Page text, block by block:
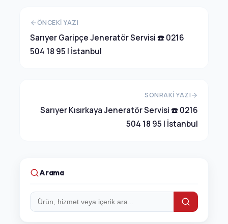
ÖNCEKI YAZI
Sarıyer Garipçe Jeneratör Servisi ☎️ 0216
504 18 95 | İstanbul
SONRAKI YAZI
Sarıyer Kısırkaya Jeneratör Servisi ☎️ 0216
504 18 95 | İstanbul
Arama
Arama: